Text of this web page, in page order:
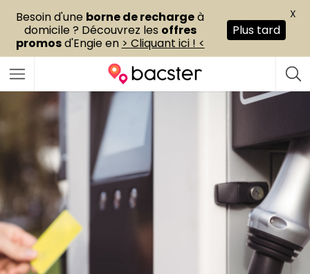
Besoin d'une borne de rechargeà
domicile ? Découvrez les offres
promosd'Engie en > Cliquant ici ! <
Plus tard
X